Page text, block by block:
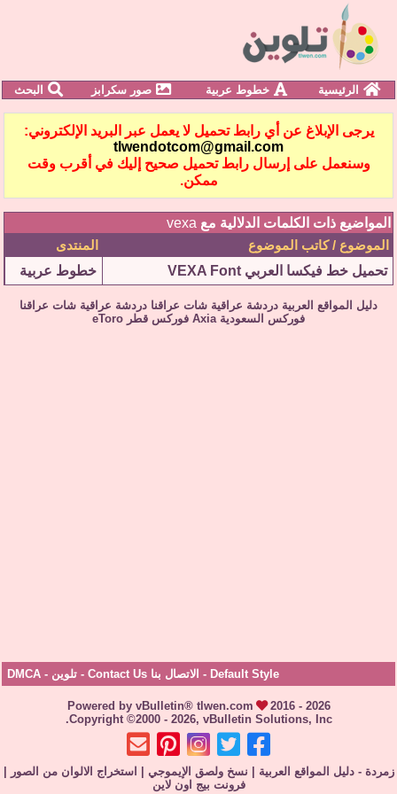
الرئيسية خطوط عربية صور سكرابز البحث
يرجى الإبلاغ عن أي رابط تحميل لا يعمل عبر البريد الإلكتروني:
tlwendotcom@gmail.com
وسنعمل على إرسال رابط تحميل صحيح إليك في أقرب وقت
ممكن.
المواضيع ذات الكلمات الدلالية مع vexa
الموضوع / كاتب الموضوع المنتدى
تحميل خط فيكسا العربي VEXA Font خطوط عربية
دليل المواقع العربية دردشة عراقية شات عراقنا دردشة عراقية شات عراقنا
فوركس السعودية Axia فوركس قطر eToro
Default Style
- الاتصال بنا Contact Us - تلوين -
DMCA
Powered by vBulletin® tlwen.com
2016 - 2026
Copyright ©2000 - 2026, vBulletin Solutions, Inc.
زمردة - دليل المواقع العربية نسخ ولصق الإيموجي استخراج الالوان من الصور
فرونت بيج اون لاين